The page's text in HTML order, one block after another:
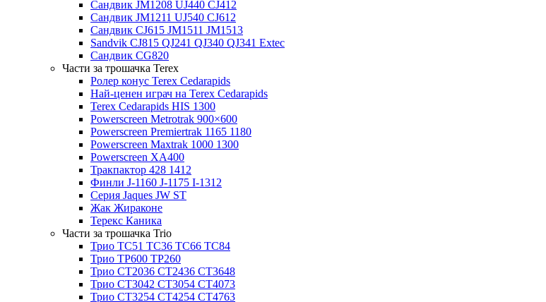
Сандвик JM1208 UJ440 CJ412
Сандвик JM1211 UJ540 CJ612
Сандвик CJ615 JM1511 JM1513
Sandvik CJ815 QJ241 QJ340 QJ341 Extec
Сандвик CG820
Части за трошачка Terex
Ролер конус Terex Cedarapids
Най-ценен играч на Terex Cedarapids
Terex Cedarapids HIS 1300
Powerscreen Metrotrak 900×600
Powerscreen Premiertrak 1165 1180
Powerscreen Maxtrak 1000 1300
Powerscreen XA400
Тракпактор 428 1412
Финли J-1160 J-1175 I-1312
Серия Jaques JW ST
Жак Жираконе
Терекс Каника
Части за трошачка Trio
Трио TC51 TC36 TC66 TC84
Трио TP600 TP260
Трио CT2036 CT2436 CT3648
Трио CT3042 CT3054 CT4073
Трио CT3254 CT4254 CT4763